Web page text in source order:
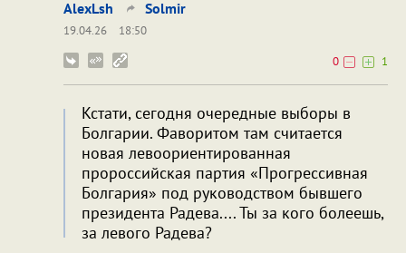
AlexLsh Solmir
19.04.26
18:50
0
1
Кстати, сегодня очередные выборы в
Болгарии. Фаворитом там считается
новая левоориентированная
пророссийская партия «Прогрессивная
Болгария» под руководством бывшего
президента Радева.... Ты за кого болеешь,
за левого Радева?